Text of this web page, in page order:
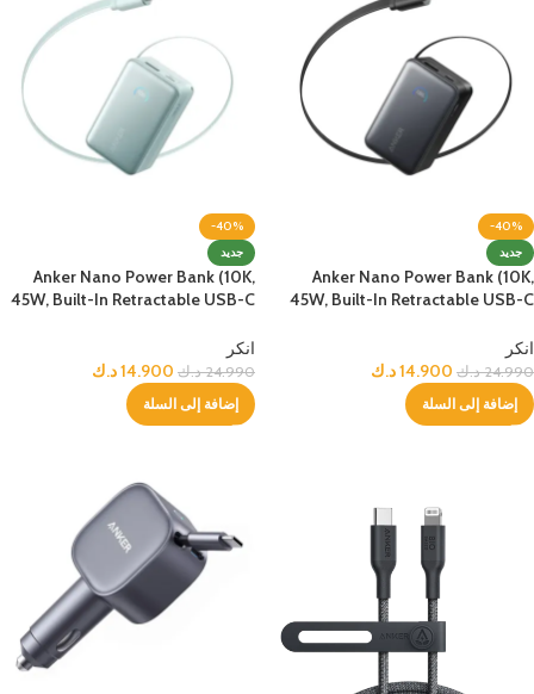
-40%
جديد
Anker Nano Power Bank (10K,
45W, Built-In Retractable USB-C
انكر
24.990 د.ك 14.900د.ك
إضافة إلى السلة
-40%
جديد
Anker Nano Power Bank (10K,
45W, Built-In Retractable USB-C
انكر
24.990 د.ك 14.900د.ك
إضافة إلى السلة